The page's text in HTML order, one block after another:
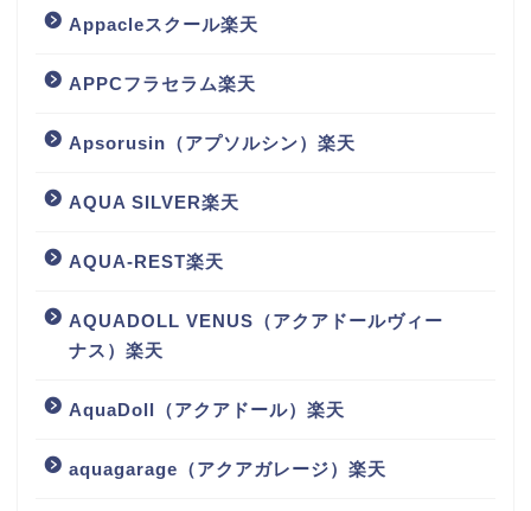
Appacleスクール楽天
APPCフラセラム楽天
Apsorusin（アプソルシン）楽天
AQUA SILVER楽天
AQUA-REST楽天
AQUADOLL VENUS（アクアドールヴィー
ナス）楽天
AquaDoll（アクアドール）楽天
aquagarage（アクアガレージ）楽天